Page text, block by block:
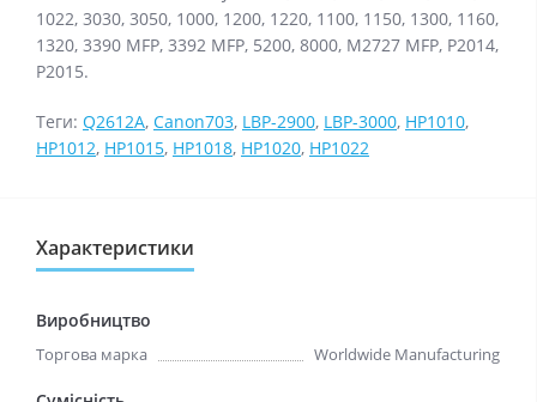
1022, 3030, 3050, 1000, 1200, 1220, 1100, 1150, 1300, 1160,
1320, 3390 MFP, 3392 MFP, 5200, 8000, M2727 MFP, P2014,
P2015.
Теги: Q2612A, Canon703, LBP-2900, LBP-3000, HP1010,
HP1012, HP1015, HP1018, HP1020, HP1022
Характеристики
Виробництво
Торгова марка Worldwide Manufacturing